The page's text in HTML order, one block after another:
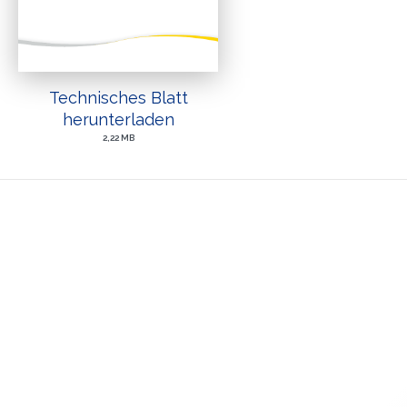
Technisches Blatt
herunterladen
2,22 MB